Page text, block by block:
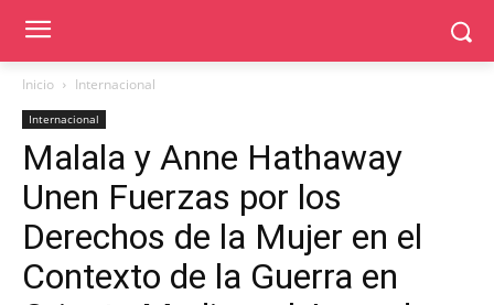
Inicio Internacional
Internacional
Malala y Anne Hathaway
Unen Fuerzas por los
Derechos de la Mujer en el
Contexto de la Guerra en